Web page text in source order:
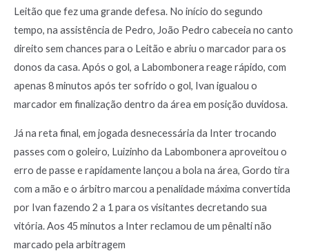
Leitão que fez uma grande defesa. No início do segundo
tempo, na assistência de Pedro, João Pedro cabeceia no canto
direito sem chances para o Leitão e abriu o marcador para os
donos da casa. Após o gol, a Labombonera reage rápido, com
apenas 8 minutos após ter sofrido o gol, Ivan igualou o
marcador em finalização dentro da área em posição duvidosa.
Já na reta final, em jogada desnecessária da Inter trocando
passes com o goleiro, Luizinho da Labombonera aproveitou o
erro de passe e rapidamente lançou a bola na área, Gordo tira
com a mão e o árbitro marcou a penalidade máxima convertida
por Ivan fazendo 2 a 1 para os visitantes decretando sua
vitória. Aos 45 minutos a Inter reclamou de um pênalti não
marcado pela arbitragem